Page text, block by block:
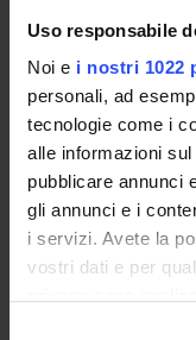
Uso responsabile
Noi e i nostri 1022
personali, ad
tecnologie come i
alle informazioni
pubblicare annunci
gli annunci e i
i servizi. Avete la
vostri dati e per
SEZIONI
Fisiologia e